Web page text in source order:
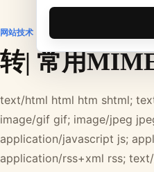
网站技术
转| 常用
text/html html htm shtml;
image/gif gif; image/jpeg
application/javascript js;
application/rss+xml rss;